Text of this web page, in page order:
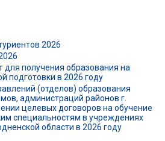
2026
для получения образования на
подготовки в 2026 году
(отделов) образования
администраций районов г.
целевых договоров на обучение
специальностям в учреждениях
области в 2026 году